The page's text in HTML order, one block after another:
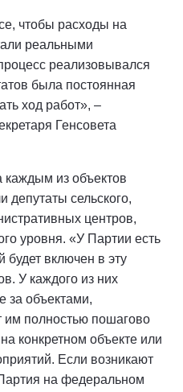
чтобы расходы на
реальными
реализовывался
была постоянная
ход работ», –
Генсовета
каждым из объектов
депутаты сельского,
центров,
уровня. «У Партии есть
будет включен в эту
У каждого из них
за объектами,
им полностью пошагово
конкретном объекте или
Если возникают
на федеральном